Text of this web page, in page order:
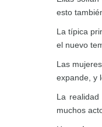
esto
La típica
el nuevo
Las
expande, y
La
muchos